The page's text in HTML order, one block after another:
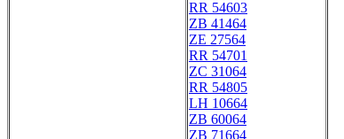
RR 54603
ZB 41464
ZE 27564
RR 54701
ZC 31064
RR 54805
LH 10664
ZB 60064
ZB 71664